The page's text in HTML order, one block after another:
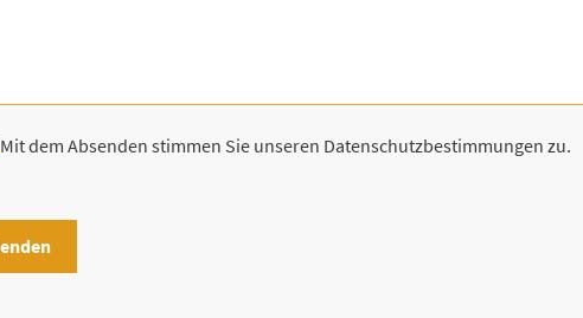
Mit dem Absenden stimmen Sie unseren Datenschutzbestimmungen zu.